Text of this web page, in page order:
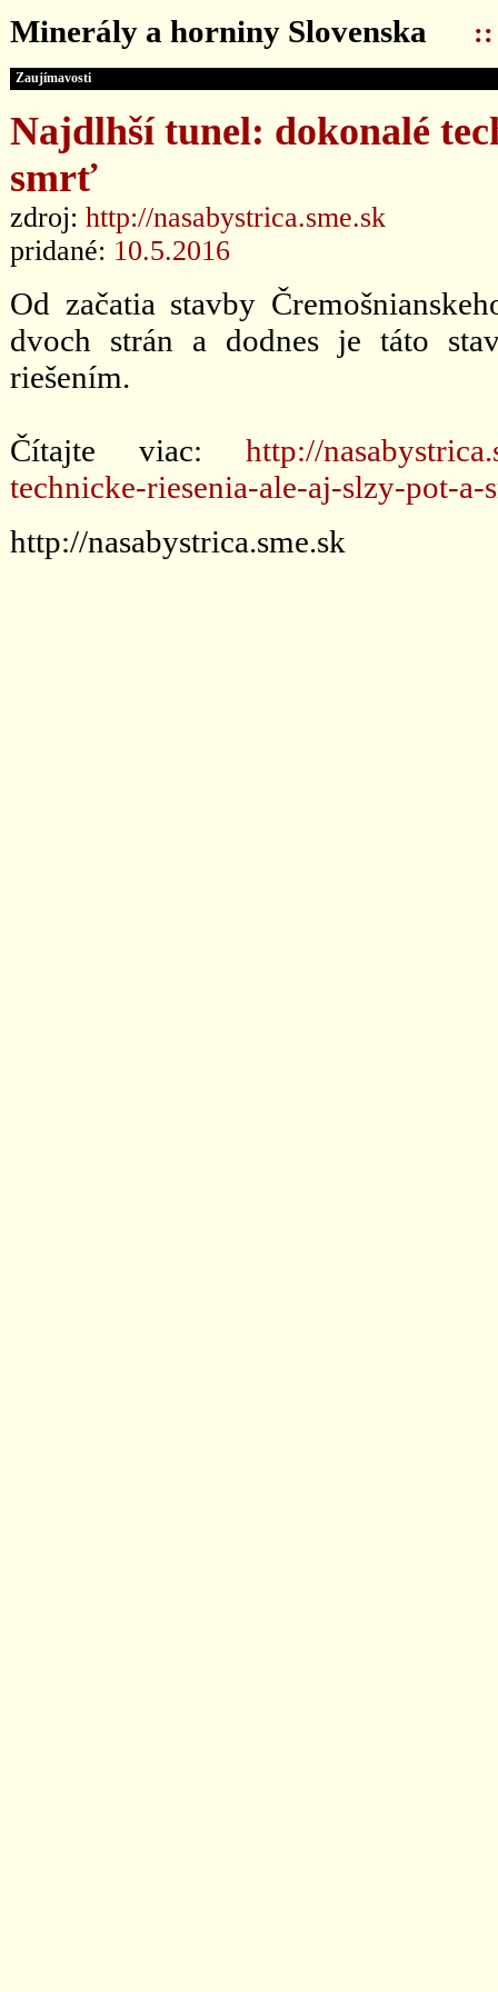
Minerály a horniny Slovenska ::
Zaujímavosti
Najdlhší tunel: dokonalé
smrť
zdroj: http://nasabystrica.sme.sk
pridané: 10.5.2016
Od začatia stavby
dvoch strán a dodnes je táto
riešením.
Čítajte viac: http://
technicke-riesenia-ale-aj-slzy-pot-
http://nasabystrica.sme.sk